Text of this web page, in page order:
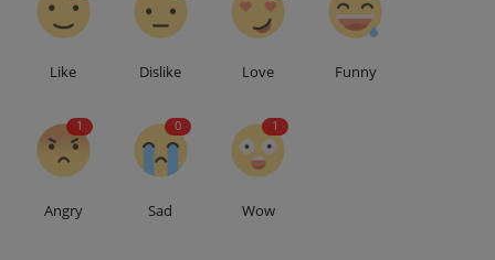
Like Dislike Love Funny
1
Angry
0
Sad
1
Wow